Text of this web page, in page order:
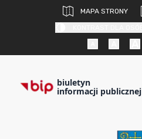
MAPA STRONY
biuletyn
informacji publicznej